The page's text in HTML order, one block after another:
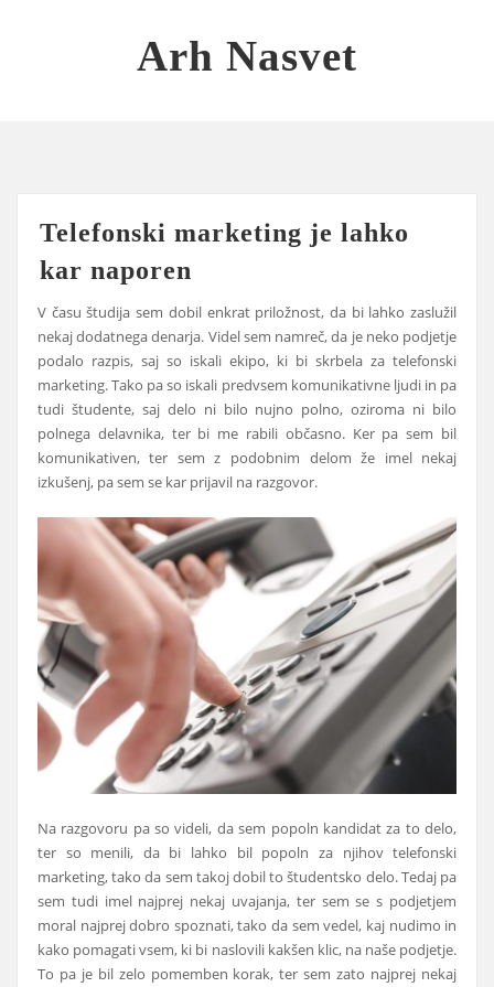
Arh Nasvet
Telefonski marketing je lahko
kar naporen
V času študija sem dobil enkrat priložnost, da bi lahko zaslužil
nekaj dodatnega denarja. Videl sem namreč, da je neko podjetje
podalo razpis, saj so iskali ekipo, ki bi skrbela za telefonski
marketing. Tako pa so iskali predvsem komunikativne ljudi in pa
tudi študente, saj delo ni bilo nujno polno, oziroma ni bilo
polnega delavnika, ter bi me rabili občasno. Ker pa sem bil
komunikativen, ter sem z podobnim delom že imel nekaj
izkušenj, pa sem se kar prijavil na razgovor.
Na razgovoru pa so videli, da sem popoln kandidat za to delo,
ter so menili, da bi lahko bil popoln za njihov telefonski
marketing, tako da sem takoj dobil to študentsko delo. Tedaj pa
sem tudi imel najprej nekaj uvajanja, ter sem se s podjetjem
moral najprej dobro spoznati, tako da sem vedel, kaj nudimo in
kako pomagati vsem, ki bi naslovili kakšen klic, na naše podjetje.
To pa je bil zelo pomemben korak, ter sem zato najprej nekaj